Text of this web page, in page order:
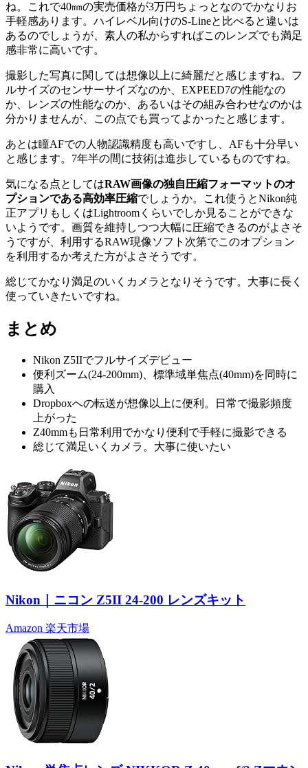
ね。これで40㎜の実売価格が3万円ちょっとなのでかなりお
手軽感あります。ハイレベル向けのS-Lineと比べると違いは
あるのでしょうが、素人の私からすればこのレンズでも満足
感非常に高いです。
撮影した写真に関しては想像以上に綺麗だと感じますね。フ
ルサイズのセンサーサイズなのか、EXPEED7の性能なの
か、レンズの性能なのか、あるいはその組み合わせなのかは
分かりませんが、この点でも買ってよかったと感じます。
あとは瞳AFでの人物認識精度も高いですし、AFも十分早い
と感じます。7年半の間に技術は進歩しているものですね。
気になる点としてはRAW画像の独自圧縮フォーマットのオ
プションである高効率圧縮でしょうか。これ使うとNikon純
正アプリもしくはLightroomくらいでしか見ることができな
いようです。画質を維持しつつ大幅に圧縮できるのがよさそ
うですが、利用するRAW現像ソフト次第でこのオプション
を利用するか考えた方がよさそうです。
総じてかなり満足のいくカメラとなりそうです。大事に長く
使っていきたいですね。
まとめ
Nikon Z5IIでフルサイズデビュー
便利ズーム(24-200mm)、標準域単焦点(40mm)を同時に
購入
Dropboxへの転送が想像以上に便利。日常で撮影頻度
上がった
Z40mmも日常利用でかなり便利で手軽に撮影できる
総じて満足いくカメラ。大事に使いたい
Nikon｜ニコン Z5II 24-200 レンズキット
Amazon 楽天市場